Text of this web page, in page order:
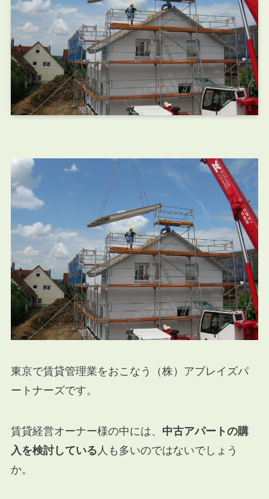
東京で賃貸管理業をおこなう（株）アブレイズパ
ートナーズです。
賃貸経営オーナー様の中には、 中古アパートの購
入を検討している 人も多いのではないでしょう
か。